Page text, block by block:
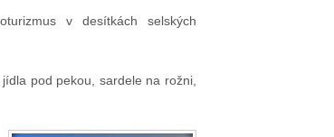
v desítkách selských
jídla pod pekou, sardele na rožni,